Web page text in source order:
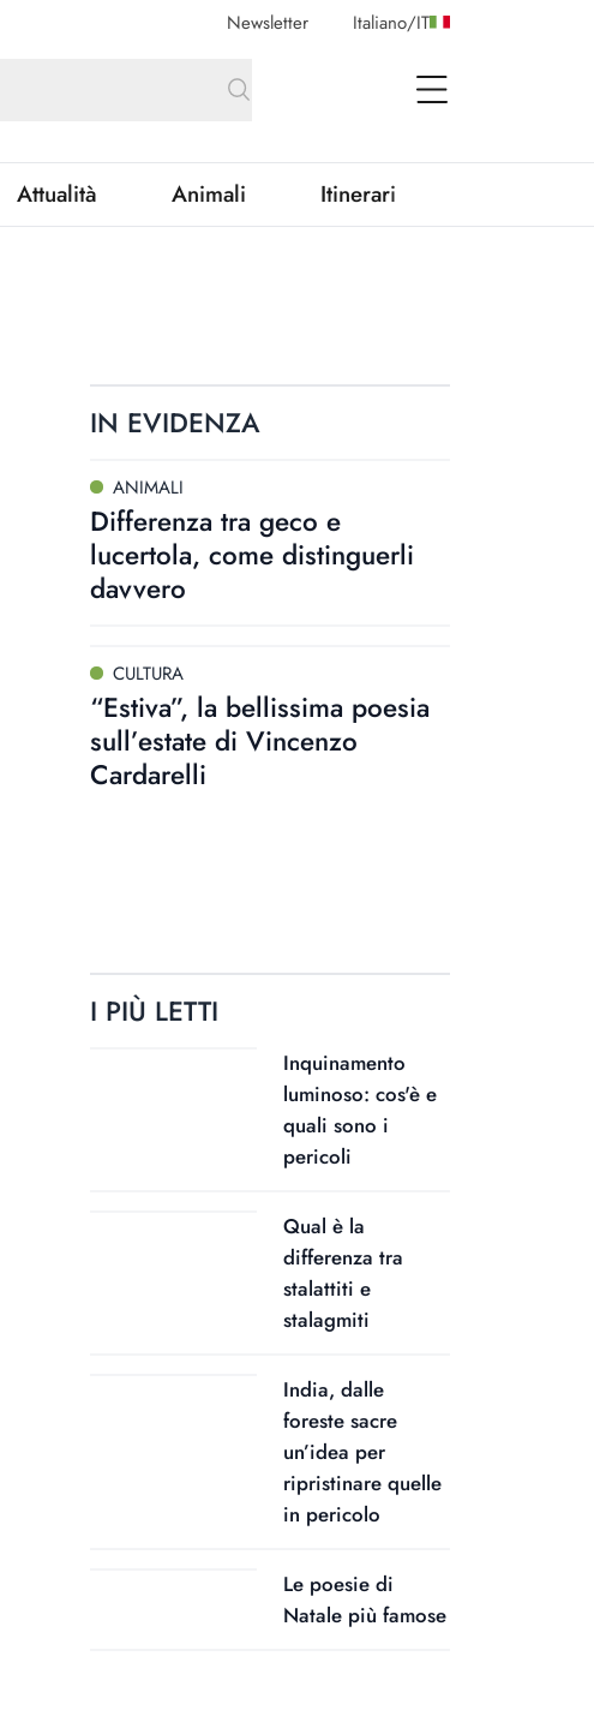
Newsletter Italiano/IT
open Menu
Attualità Animali Itinerari
IN EVIDENZA
ANIMALI
Differenza tra geco e
lucertola, come distinguerli
davvero
CULTURA
“Estiva”, la bellissima poesia
sull’estate di Vincenzo
Cardarelli
I PIÙ LETTI
Inquinamento
luminoso: cos'è e
quali sono i
pericoli
Qual è la
differenza tra
stalattiti e
stalagmiti
India, dalle
foreste sacre
un’idea per
ripristinare quelle
in pericolo
Le poesie di
Natale più famose